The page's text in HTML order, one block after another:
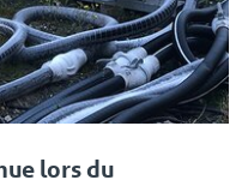
lors du